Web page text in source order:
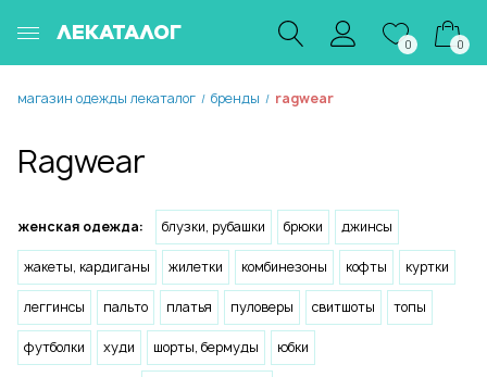
ЛЕКАТАЛОГ
0 0
магазин одежды лекаталог / бренды / ragwear
Ragwear
женская одежда: блузки, рубашки брюки джинсы
жакеты, кардиганы жилетки комбинезоны кофты куртки
леггинсы пальто платья пуловеры свитшоты топы
футболки худи шорты, бермуды юбки